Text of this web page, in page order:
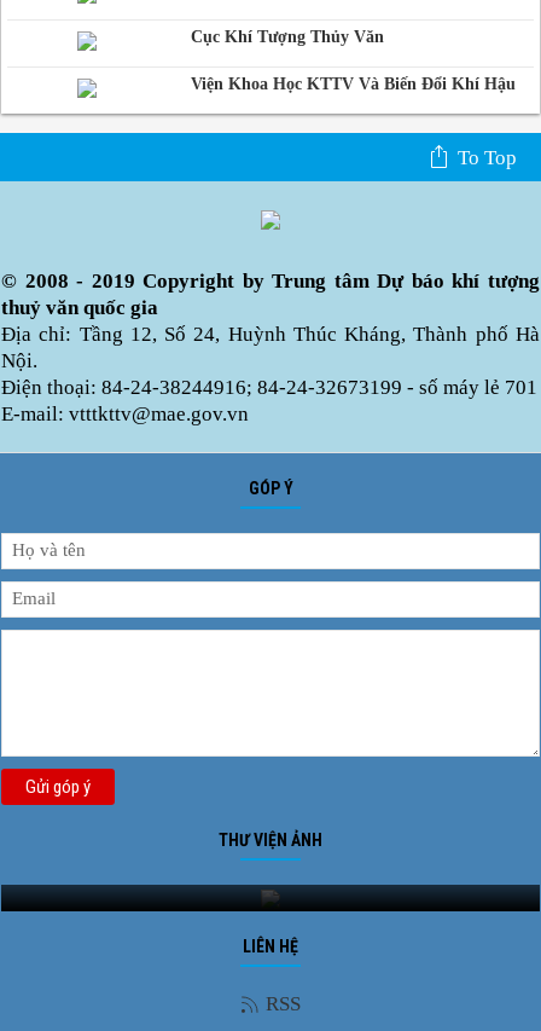
Cục Khí Tượng Thủy Văn
Viện Khoa Học KTTV Và Biến Đổi Khí Hậu
To Top
© 2008 - 2019 Copyright by Trung tâm Dự báo khí tượng
thuỷ văn quốc gia
Địa chỉ: Tầng 12, Số 24, Huỳnh Thúc Kháng, Thành phố Hà
Nội.
Điện thoại: 84-24-38244916; 84-24-32673199 - số máy lẻ 701
E-mail: vtttkttv@mae.gov.vn
GÓP Ý
Gửi góp ý
THƯ VIỆN ẢNH
LIÊN HỆ
RSS